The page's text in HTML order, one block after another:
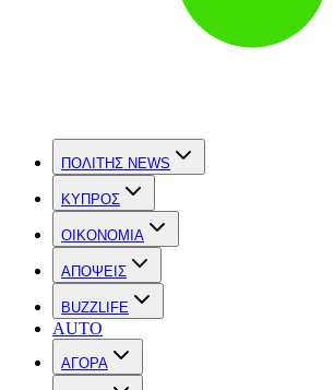
ΠΟΛΙΤΗΣ NEWS
ΚΥΠΡΟΣ
OIKONOMIA
ΑΠΟΨΕΙΣ
BUZZLIFE
AUTO
ΑΓΟΡΑ